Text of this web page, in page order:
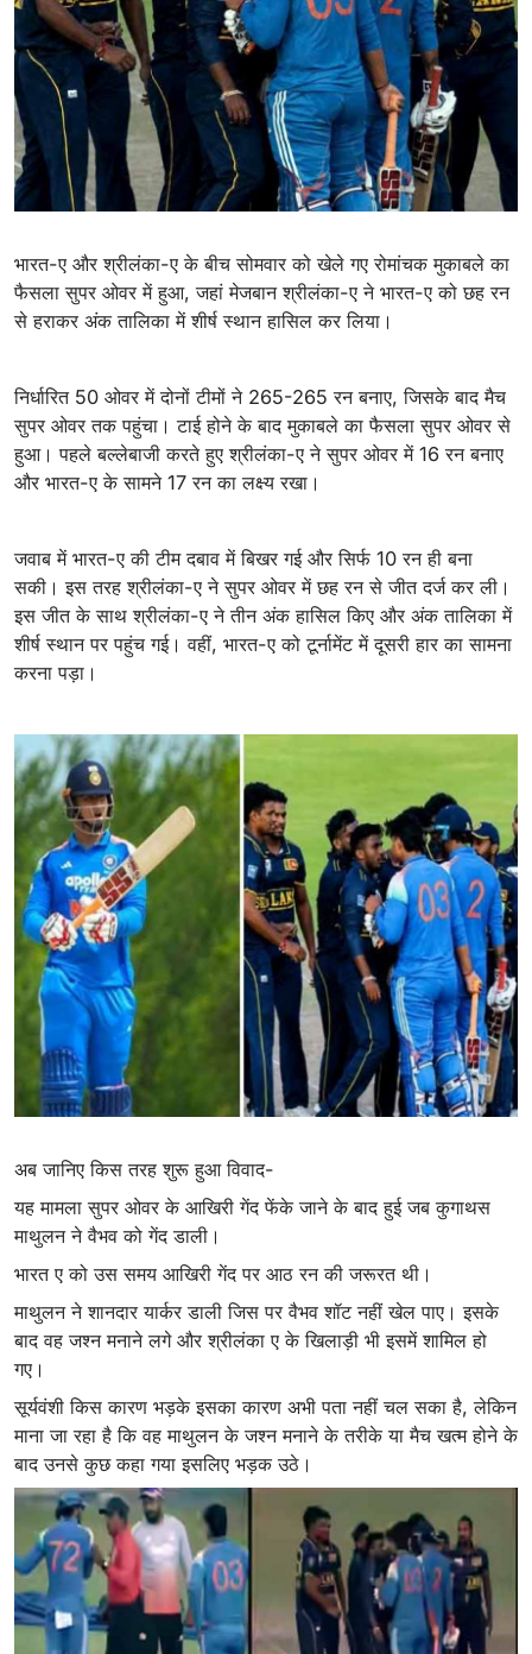
भारत-ए और श्रीलंका-ए के बीच सोमवार को खेले गए रोमांचक मुकाबले का
फैसला सुपर ओवर में हुआ, जहां मेजबान श्रीलंका-ए ने भारत-ए को छह रन
से हराकर अंक तालिका में शीर्ष स्थान हासिल कर लिया।
निर्धारित 50 ओवर में दोनों टीमों ने 265-265 रन बनाए, जिसके बाद मैच
सुपर ओवर तक पहुंचा। टाई होने के बाद मुकाबले का फैसला सुपर ओवर से
हुआ। पहले बल्लेबाजी करते हुए श्रीलंका-ए ने सुपर ओवर में 16 रन बनाए
और भारत-ए के सामने 17 रन का लक्ष्य रखा।
जवाब में भारत-ए की टीम दबाव में बिखर गई और सिर्फ 10 रन ही बना
सकी। इस तरह श्रीलंका-ए ने सुपर ओवर में छह रन से जीत दर्ज कर ली।
इस जीत के साथ श्रीलंका-ए ने तीन अंक हासिल किए और अंक तालिका में
शीर्ष स्थान पर पहुंच गई। वहीं, भारत-ए को टूर्नामेंट में दूसरी हार का सामना
करना पड़ा।
अब जानिए किस तरह शुरू हुआ विवाद-
यह मामला सुपर ओवर के आखिरी गेंद फेंके जाने के बाद हुई जब कुगाथस
माथुलन ने वैभव को गेंद डाली।
भारत ए को उस समय आखिरी गेंद पर आठ रन की जरूरत थी।
माथुलन ने शानदार यार्कर डाली जिस पर वैभव शॉट नहीं खेल पाए। इसके
बाद वह जश्न मनाने लगे और श्रीलंका ए के खिलाड़ी भी इसमें शामिल हो
गए।
सूर्यवंशी किस कारण भड़के इसका कारण अभी पता नहीं चल सका है, लेकिन
माना जा रहा है कि वह माथुलन के जश्न मनाने के तरीके या मैच खत्म होने के
बाद उनसे कुछ कहा गया इसलिए भड़क उठे।